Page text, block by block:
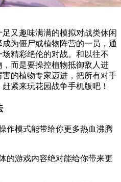
又趣味满满的模拟对战类休闲
为僵尸或植物阵营的一员，通
精彩绝伦的对战。和以往不
而是要操控植物抵御敌人进
的植物专家迈进，把所有对手
紧来玩花园战争手机版吧！
作模式能带给你更多热血沸腾
的游戏内容绝对能给你带来更